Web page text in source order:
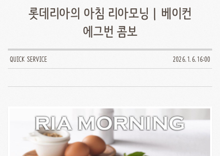
롯데리아의 아침 리아모닝 | 베이컨
에그번 콤보
QUICK SERVICE 2026. 1. 6. 16:00